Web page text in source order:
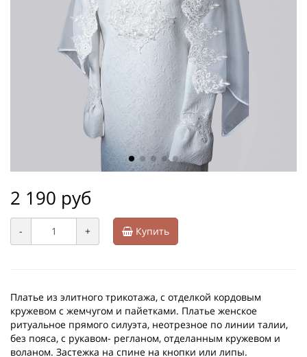
2 190 руб
- + Купить
Платье из элитного трикотажа, с отделкой кордовым
кружевом с жемчугом и пайетками. Платье женское
ритуальное прямого силуэта, неотрезное по линии талии,
без пояса, с рукавом- регланом, отделанным кружевом и
воланом. Застежка на спине на кнопки или липы.